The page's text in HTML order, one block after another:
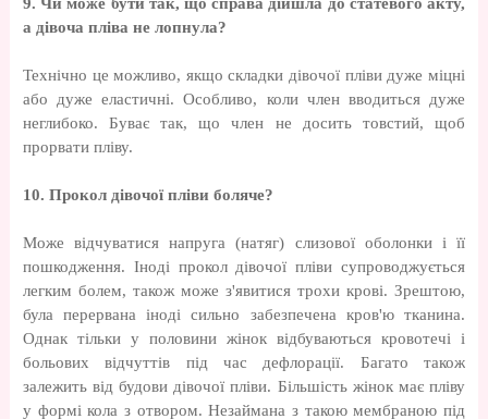
а дівоча пліва не лопнула?
Технічно це можливо, якщо складки дівочої пліви дуже міцні
або дуже еластичні. Особливо, коли член вводиться дуже
неглибоко. Буває так, що член не досить товстий, щоб
прорвати пліву.
10. Прокол дівочої пліви боляче?
Може відчуватися напруга (натяг) слизової оболонки і її
пошкодження. Іноді прокол дівочої пліви супроводжується
легким болем, також може з'явитися трохи крові. Зрештою,
була перервана іноді сильно забезпечена кров'ю тканина.
Однак тільки у половини жінок відбуваються кровотечі і
больових відчуттів під час дефлорації. Багато також
залежить від будови дівочої пліви. Більшість жінок має пліву
у формі кола з отвором. Незаймана з такою мембраною під